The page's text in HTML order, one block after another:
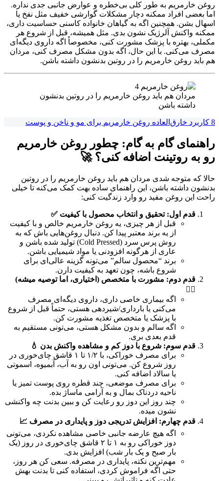
روغن خارمریم به طور کلی بی‌خطره و عوارض جانبی جدی نداره.
اما بعضی افراد ممکنه دچار مشکلات گوارشی خفیف مثل نفخ یا
اسهال بشن. همچنین اگه به گیاهان خانواده کاسنی حساسیت داری،
ممکنه واکنش آلرژیک نشون بدی. مثل همیشه، قبل از شروع هر
مکملی، بهتره با پزشک مشورت کنی، مخصوصاً اگه داروی دیگه‌ای
مصرف می‌کنی. با این حال، اگه بدون مشکل مصرف کنی، مردان
هم باید روغن خارمریم را در روتین بدنشون داشته باشن.
مردان هم باید روغن خارمریم را در روتین بدنشون
داشته باشن
8 کاربرد خارق‌العاده روغن خارمریم برای مو و ناخن و پوست
راهنمای گام به گام: چطور روغن خارمریم
رو به روتینت اضافه کنی؟ 🚀
حالا که متوجه شدی مردان هم باید روغن خارمریم را در روتین
بدنشون داشته باشن، این راهنمای ساده بهت کمک می‌کنه تا خیلی
راحت این روغن مفید رو وارد زندگیت کنی:
قدم اول: تحقیق و انتخاب محصول با کیفیت ✅
قبل از هر چیزی، یه روغن خارمریم خالص و با کیفیت
از یه برند معتبر پیدا کن. دنبال روغن‌هایی باش که به
روش پرس سرد (Cold Pressed) تولید شده باشن و
عاری از هرگونه افزودنی یا مواد شیمیایی باشن.
برند “محصول سالم” می‌تونه گزینه عالی‌ای برای
شروع باشه، چون تعهد به کیفیت دارن.
قدم دوم: مشورت با متخصص (اختیاری، اما توصیه میشه)
👨‍⚕️
اگه بیماری خاصی داری، داروی دیگه‌ای مصرف
می‌کنی یا بارداری/شیردهی هستی، حتماً قبل از شروع
با پزشک یا متخصص تغذیه مشورت کن.
اگه سالم و بدون مشکل هستی، می‌تونی مستقیم به
قدم بعدی بری.
قدم سوم: شروع با دوز کم و مشاهده واکنش بدن 💧
برای مصرف خوراکی، با ۱/۲ تا ۱ قاشق چای‌خوری در
روز شروع کن. می‌تونی اون رو به آب، آبمیوه، اسموتی
یا سالاد اضافه کنی.
برای مصرف موضعی، چند قطره روی پوست تمیز یا
ناحیه دردناک بمال و به آرامی ماساژ بده.
چند روز این دوز رو رعایت کن و ببین بدنت چه واکنشی
نشون میده.
قدم چهارم: افزایش تدریجی دوز و پایداری در مصرف 📈
اگه هیچ عارضه جانبی خاصی مشاهده نکردی، می‌تونی
دوز خوراکی رو به ۱ تا ۲ قاشق چای‌خوری در روز (یک
بار صبح و یک بار شب) افزایش بدی.
مهم‌ترین نکته، پایداری در مصرفه. سعی کن هر روز،
حتی اگه فراموش کردی، استفاده کنی تا بدنت بهش